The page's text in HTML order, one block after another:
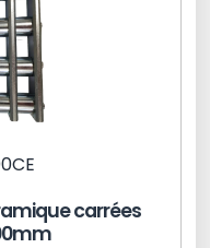
carrées